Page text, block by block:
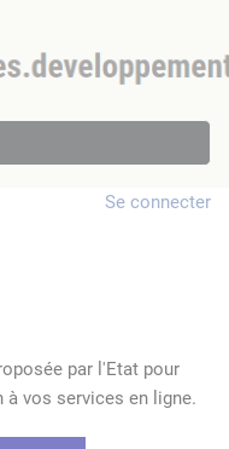
Se connecter
par l'Etat pour
vos services en ligne.